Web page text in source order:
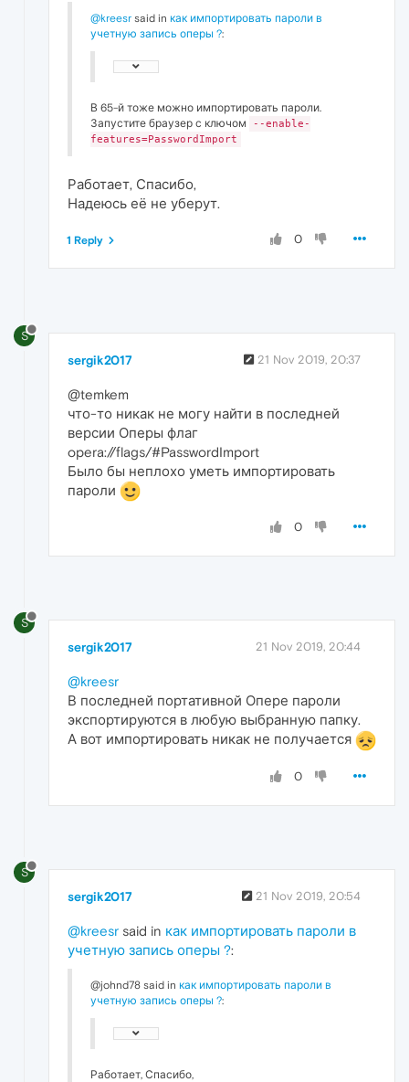
@kreesr said in как импортировать пароли в
учетную запись оперы ?:
В 65-й тоже можно импортировать пароли.
Запустите браузер с ключом
--enable-
features=PasswordImport
Работает, Спасибо,
Надеюсь её не уберут.
0
1 Reply
S
sergik2017 21 Nov 2019, 20:37
@temkem
что-то никак не могу найти в последней
версии Оперы флаг
opera://flags/#PasswordImport
Было бы неплохо уметь импортировать
пароли
0
S
sergik2017 21 Nov 2019, 20:44
@kreesr
В последней портативной Опере пароли
экспортируются в любую выбранную папку.
А вот импортировать никак не получается
0
S
sergik2017 21 Nov 2019, 20:54
@kreesr said in как импортировать пароли в
учетную запись оперы ?:
@johnd78 said in как импортировать пароли в
учетную запись оперы ?:
Работает, Спасибо,